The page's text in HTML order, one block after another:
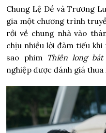
Chung Lệ Đề và Trương
gia một chương trình
rồi về chung nhà vào
chịu nhiều lời đàm tiếu
sao phim Thiên long bát
nghiệp được đánh giá thua